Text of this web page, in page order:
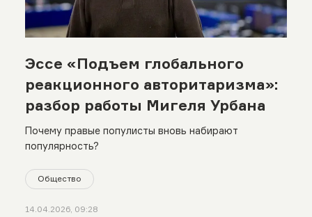
Эссе «Подъем глобального
реакционного авторитаризма»:
разбор работы Мигеля Урбана
Почему правые популисты вновь набирают
популярность?
Общество
14.04.2026, 09:28